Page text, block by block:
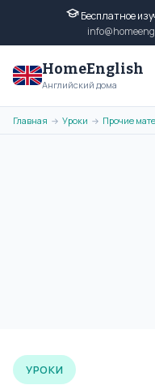
Бесплатное
HomeEnglish
Английский дома
Главная → Уроки → Прочие
УРОКИ